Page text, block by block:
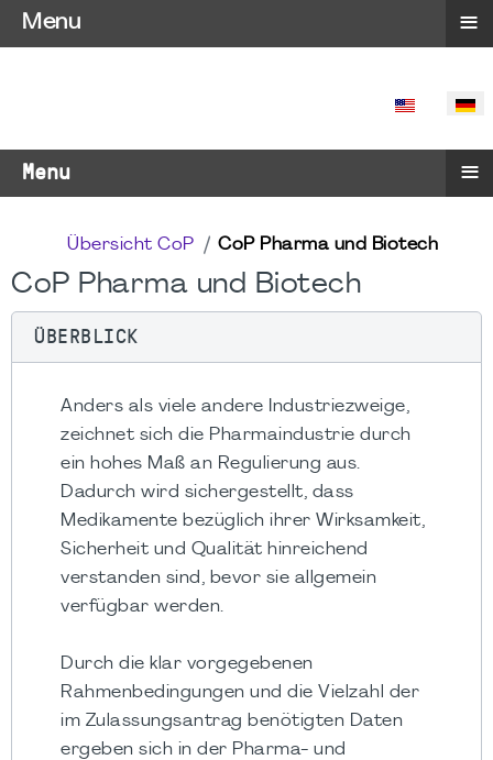
SPRACHE
Menu ≡
Übersicht CoP CoP Pharma und Biotech
CoP Pharma und Biotech
ÜBERBLICK
Anders als viele andere Industriezweige,
zeichnet sich die Pharmaindustrie durch
ein hohes Maß an Regulierung aus.
Dadurch wird sichergestellt, dass
Medikamente bezüglich ihrer Wirksamkeit,
Sicherheit und Qualität hinreichend
verstanden sind, bevor sie allgemein
verfügbar werden.
Durch die klar vorgegebenen
Rahmenbedingungen und die Vielzahl der
im Zulassungsantrag benötigten Daten
ergeben sich in der Pharma- und
Menu ≡